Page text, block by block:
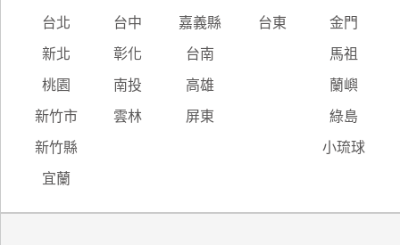
台北 台中 嘉義縣 台東 金門
新北 彰化 台南 馬祖
桃園 南投 高雄 蘭嶼
新竹市 雲林 屏東 綠島
新竹縣 小琉球
宜蘭